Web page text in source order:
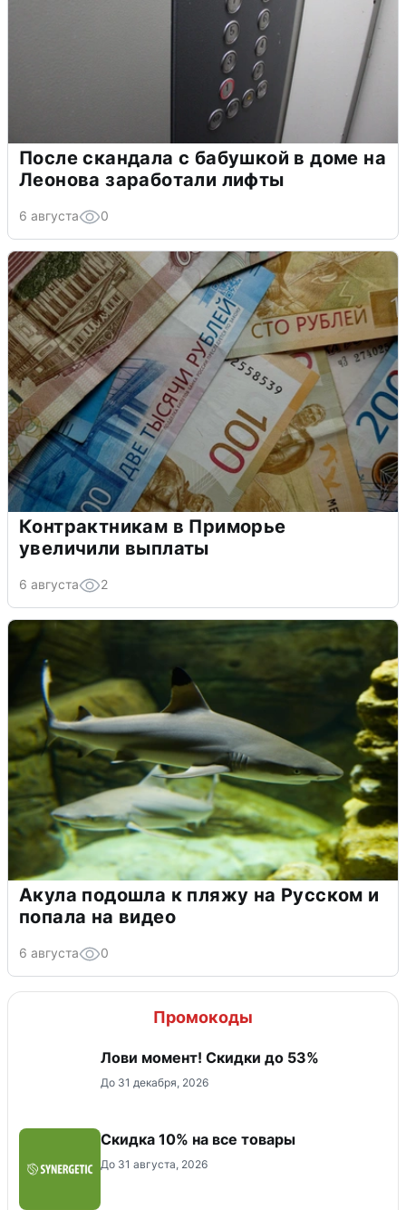
После скандала с бабушкой в доме на
Леонова заработали лифты
6 августа 0
Контрактникам в Приморье
увеличили выплаты
6 августа 2
Акула подошла к пляжу на Русском и
попала на видео
6 августа 0
Промокоды
Лови момент! Скидки до 53%
До 31 декабря, 2026
Скидка 10% на все товары
До 31 августа, 2026